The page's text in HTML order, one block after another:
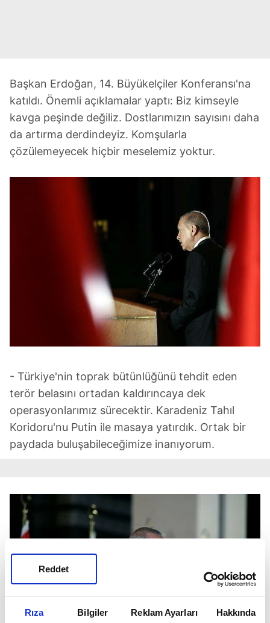
Rıza Bilgiler Reklam Ayarları Hakkında
Reddet
Başkan Erdoğan, 14. Büyükelçiler Konferansı'na
katıldı. Önemli açıklamalar yaptı: Biz kimseyle
kavga peşinde değiliz. Dostlarımızın sayısını daha
da artırma derdindeyiz. Komşularla
çözülemeyecek hiçbir meselemiz yoktur.
- Türkiye'nin toprak bütünlüğünü tehdit eden
terör belasını ortadan kaldırıncaya dek
operasyonlarımız sürecektir. Karadeniz Tahıl
Koridoru'nu Putin ile masaya yatırdık. Ortak bir
paydada buluşabileceğimize inanıyorum.